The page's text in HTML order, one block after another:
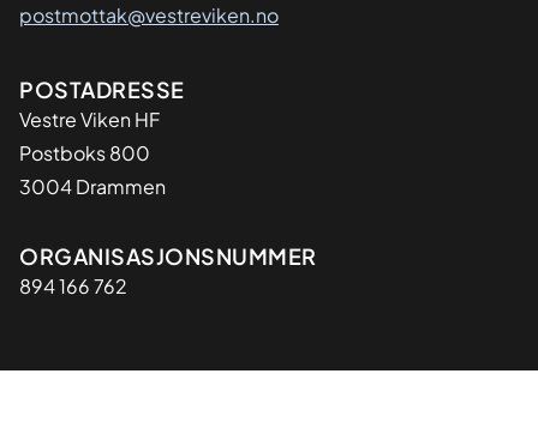
postmottak@vestreviken.no
Adresse
POSTADRESSE
Vestre Viken HF
Postboks 800
3004 Drammen
Organisasjon
ORGANISASJONSNUMMER
894 166 762